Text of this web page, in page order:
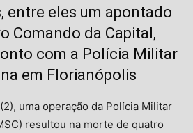
entre eles um apontado
Comando da Capital,
com a Polícia Militar
em Florianópolis
uma operação da Polícia Militar
resultou na morte de quatro